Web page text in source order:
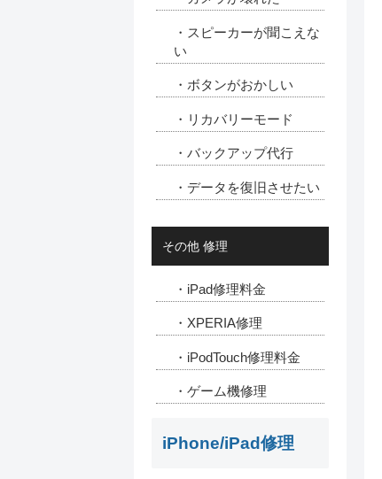
・スピーカーが聞こえな
い
・ボタンがおかしい
・リカバリーモード
・バックアップ代行
・データを復旧させたい
その他 修理
・iPad修理料金
・XPERIA修理
・iPodTouch修理料金
・ゲーム機修理
iPhone/iPad修理